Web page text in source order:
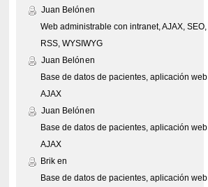
Juan Belónen
Web administrable con intranet, AJAX, SEO,
RSS, WYSIWYG
Juan Belónen
Base de datos de pacientes, aplicación web
AJAX
Juan Belónen
Base de datos de pacientes, aplicación web
AJAX
Brik en
Base de datos de pacientes, aplicación web